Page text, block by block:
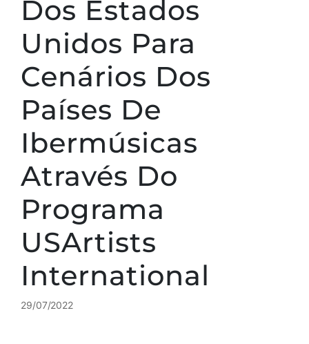
Dos Estados
Unidos Para
Cenários Dos
Países De
Ibermúsicas
Através Do
Programa
USArtists
International
29/07/2022